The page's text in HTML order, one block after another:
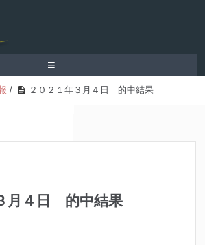
≡
/ ２０２１年３月４日 的中結果
月４日 的中結果